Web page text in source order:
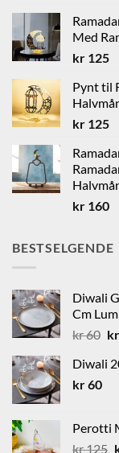
Med
kr 125
Pynt til
kr 125
kr 160
BESTSELGENDE
Diwali
Cm
kr60 kr
Diwali
kr60
Perotti
kr125